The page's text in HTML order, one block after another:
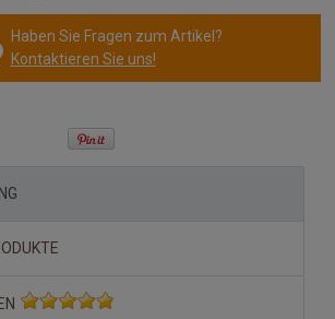
Haben Sie Fragen zum Artikel?
Kontaktieren Sie uns!